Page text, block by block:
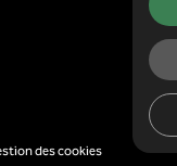
des cookies